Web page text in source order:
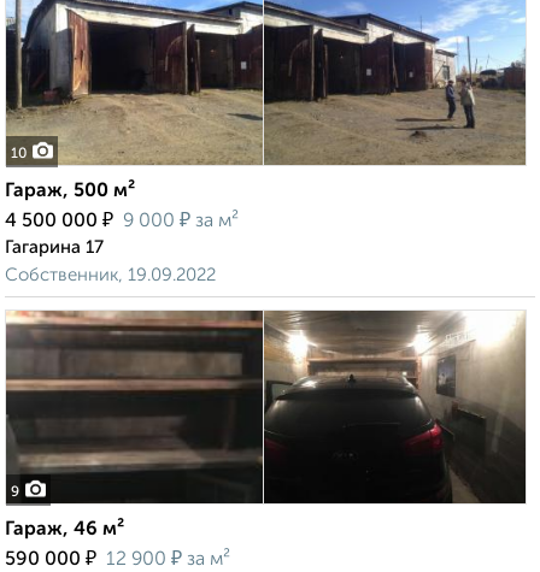
10
Гараж, 500 м²
4 500 000 ₽ 9 000 ₽ за м²
Гагарина 17
Собственник, 19.09.2022
9
Гараж, 46 м²
590 000 ₽ 12 900 ₽ за м²